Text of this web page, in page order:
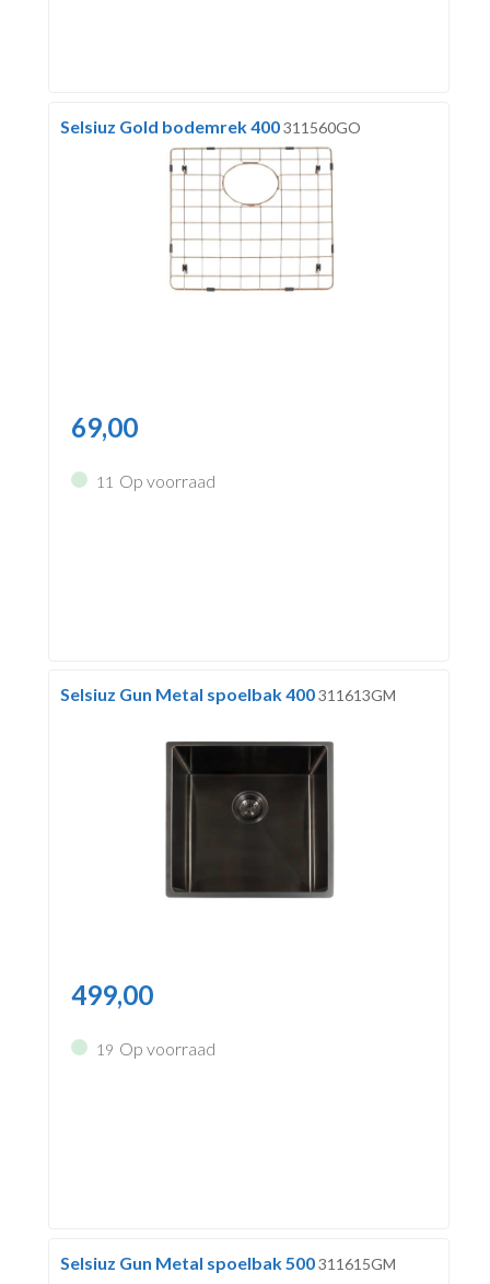
Selsiuz Gold bodemrek 400311560GO
69,00
11 Op voorraad
Selsiuz Gun Metal spoelbak 400311613GM
499,00
19 Op voorraad
Selsiuz Gun Metal spoelbak 500311615GM